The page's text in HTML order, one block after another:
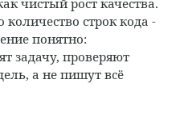
строк кода -
понятно:
задачу, проверяют
а не пишут всё